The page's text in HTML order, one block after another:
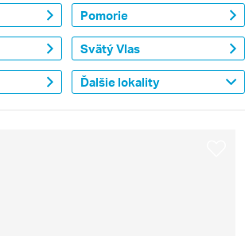
Pomorie
Svätý Vlas
Ďalšie lokality